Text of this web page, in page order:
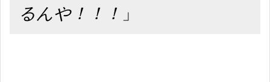
るんや！！！ 」